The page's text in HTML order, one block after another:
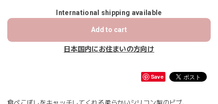
International shipping available
Add to cart
日本国内にお住まいの方向け
Save